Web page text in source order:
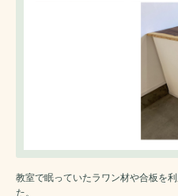
教室で眠っていたラワン材や合板を
た。